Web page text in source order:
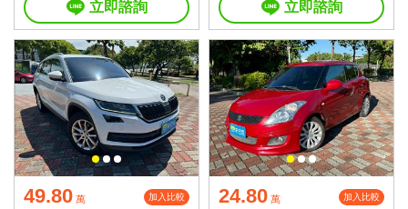
立即諮詢 立即諮詢
49.80 萬 加入比較 24.80 萬 加入比較